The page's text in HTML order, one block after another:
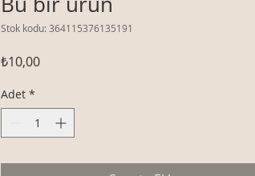
Stok kodu: 364115376135191
₺10,00Fiyat
Adet *